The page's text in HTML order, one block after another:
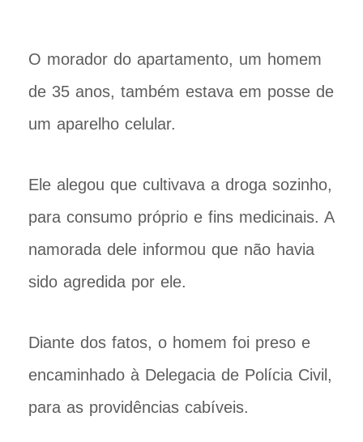
O morador do apartamento, um homem
de 35 anos, também estava em posse de
um aparelho celular.
Ele alegou que cultivava a droga sozinho,
para consumo próprio e fins medicinais. A
namorada dele informou que não havia
sido agredida por ele.
Diante dos fatos, o homem foi preso e
encaminhado à Delegacia de Polícia Civil,
para as providências cabíveis.